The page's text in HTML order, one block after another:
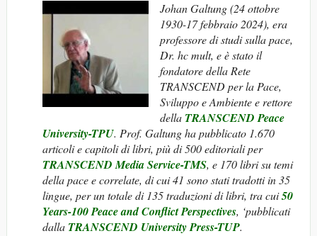
Johan Galtung (24 ottobre
1930-17 febbraio 2024), era
professore di studi sulla pace,
Dr. hc mult, e è stato il
fondatore della Rete
TRANSCEND per la Pace,
Sviluppo e Ambiente e rettore
della TRANSCEND Peace
University-TPU. Prof. Galtung ha pubblicato 1.670
articoli e capitoli di libri, più di 500 editoriali per
TRANSCEND Media Service-TMS, e 170 libri su temi
della pace e correlate, di cui 41 sono stati tradotti in 35
lingue, per un totale di 135 traduzioni di libri, tra cui50
Years-100 Peace and Conflict Perspectives, ‘pubblicati
dalla TRANSCEND University Press-TUP.